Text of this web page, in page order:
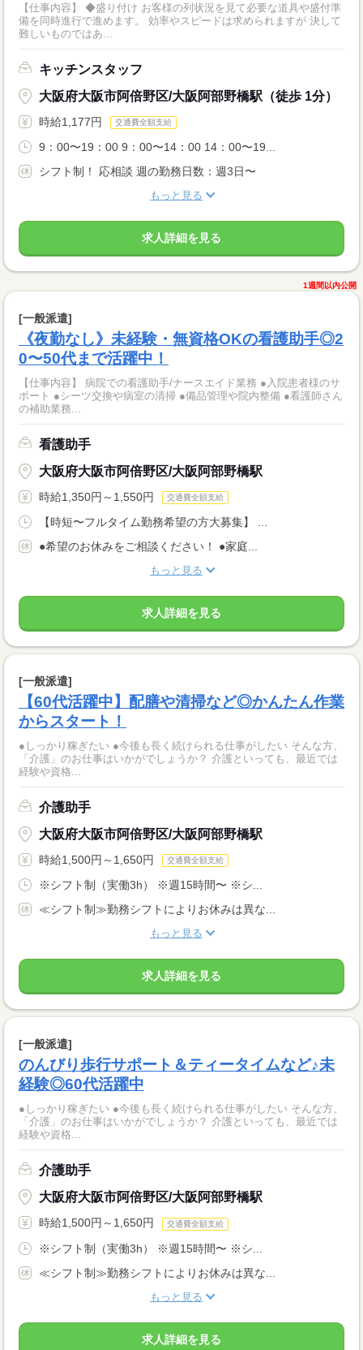
【仕事内容】 ◆盛り付け お客様の列状況を見て必要な道具や盛付準
備を同時進行で進めます。 効率やスピードは求められますが 決して
難しいものではあ...
キッチンスタッフ
大阪府大阪市阿倍野区/大阪阿部野橋駅（徒歩 1分）
時給1,177円 交通費全額支給
9：00〜19：00 9：00〜14：00 14：00〜19...
シフト制！ 応相談 週の勤務日数：週3日〜
もっと見る
求人詳細を見る
1週間以内公開
[一般派遣]
《夜勤なし》未経験・無資格OKの看護助手◎2
0〜50代まで活躍中！
【仕事内容】 病院での看護助手/ナースエイド業務 ●入院患者様のサ
ポート ●シーツ交換や病室の清掃 ●備品管理や院内整備 ●看護師さん
の補助業務...
看護助手
大阪府大阪市阿倍野区/大阪阿部野橋駅
時給1,350円～1,550円 交通費全額支給
【時短〜フルタイム勤務希望の方大募集】 ...
●希望のお休みをご相談ください！ ●家庭...
もっと見る
求人詳細を見る
[一般派遣]
【60代活躍中】配膳や清掃など◎かんたん作業
からスタート！
●しっかり稼ぎたい ●今後も長く続けられる仕事がしたい そんな方、
「介護」のお仕事はいかがでしょうか？ 介護といっても、最近では
経験や資格...
介護助手
大阪府大阪市阿倍野区/大阪阿部野橋駅
時給1,500円～1,650円 交通費全額支給
※シフト制（実働3h） ※週15時間〜 ※シ...
≪シフト制≫勤務シフトによりお休みは異な...
もっと見る
求人詳細を見る
[一般派遣]
のんびり歩行サポート＆ティータイムなど♪未
経験◎60代活躍中
●しっかり稼ぎたい ●今後も長く続けられる仕事がしたい そんな方、
「介護」のお仕事はいかがでしょうか？ 介護といっても、最近では
経験や資格...
介護助手
大阪府大阪市阿倍野区/大阪阿部野橋駅
時給1,500円～1,650円 交通費全額支給
※シフト制（実働3h） ※週15時間〜 ※シ...
≪シフト制≫勤務シフトによりお休みは異な...
もっと見る
求人詳細を見る